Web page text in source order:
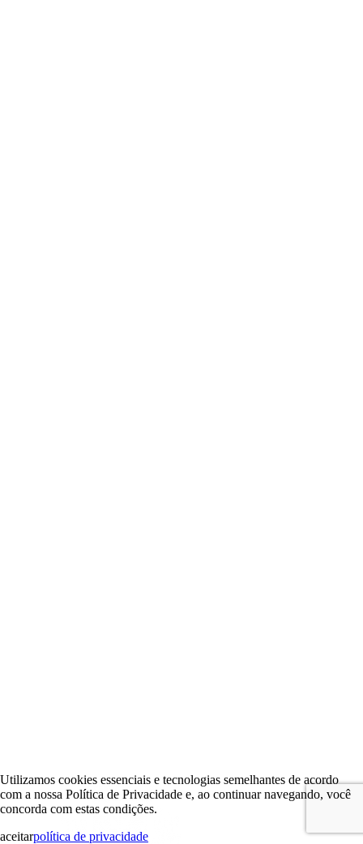
Utilizamos cookies essenciais e tecnologias semelhantes de acordo
com a nossa Política de Privacidade e, ao continuar navegando, você
concorda com estas condições.
aceitarpolítica de privacidade